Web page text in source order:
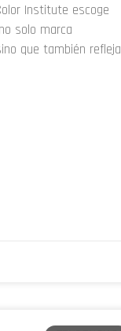
Institute escoge
solo marca
que también refleja